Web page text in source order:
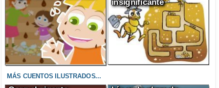
insignificante
MÁS CUENTOS ILUSTRADOS...